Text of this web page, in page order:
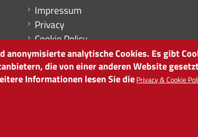
Menu footer
Impressum
Privacy
Cookie Policy
Sitemap
Cookie-Einstellungen
anonymisierte analytische Cookies. Es gibt
die von einer anderen Website
Informationen lesen Sie diePrivacy & Cookie